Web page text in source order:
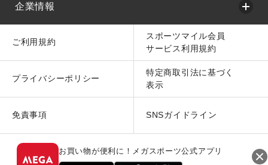
企業情報
ご利用規約
スポーツマイル会員
サービス利用規約
プライバシーポリシー
特定商取引法に基づく
表示
免責事項 SNSガイドライン
お買い物が便利に！メガスポーツ公式アプリ